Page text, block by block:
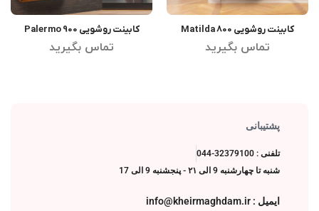
اطلاعات بیشترکابینت روشویی Matilda 800
لوتوس
تماس بگیرید
اطلاعات بیشترکابینت روشویی Palermo 900
لوتوس
تماس بگیرید
پشتیبانی
تلفنی : 32379100-044
شنبه تا چهارشنبه 9 الی ۲۱ - پنجشنبه 9 الی 17
ایمیل : info@kheirmaghdam.ir